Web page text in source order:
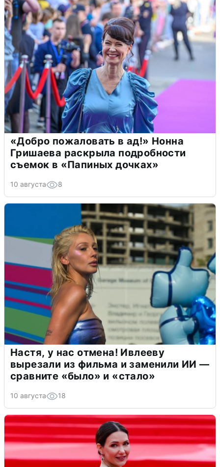
«Добро пожаловать в ад!» Нонна
Гришаева раскрыла подробности
съемок в «Папиных дочках»
10 августа 8
Настя, у нас отмена! Ивлееву
вырезали из фильма и заменили ИИ —
сравните «было» и «стало»
10 августа 18